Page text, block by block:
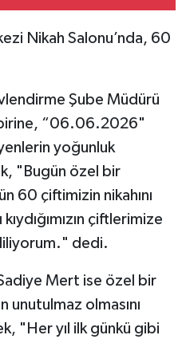
Nikah Salonu’nda, 60
Şube Müdürü
“06.06.2026"
yoğunluk
"Bugün özel bir
60 çiftimizin nikahını
çiftlerimize
dedi.
Sadiye Mert ise özel bir
unutulmaz olmasını
"Her yıl ilk günkü gibi